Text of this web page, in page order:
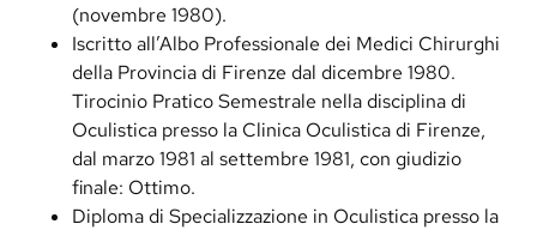
(novembre 1980).
Iscritto all’Albo Professionale dei Medici Chirurghi
della Provincia di Firenze dal dicembre 1980.
Tirocinio Pratico Semestrale nella disciplina di
Oculistica presso la Clinica Oculistica di Firenze,
dal marzo 1981 al settembre 1981, con giudizio
finale: Ottimo.
Diploma di Specializzazione in Oculistica presso la